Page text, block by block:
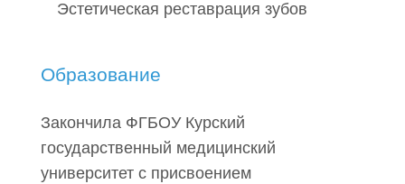
Эстетическая реставрация зубов
Образование
Закончила ФГБОУ Курский
государственный медицинский
университет с присвоением